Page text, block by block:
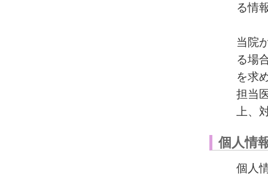
る情
当院
る場
を求
担当
上、
個人情
個人